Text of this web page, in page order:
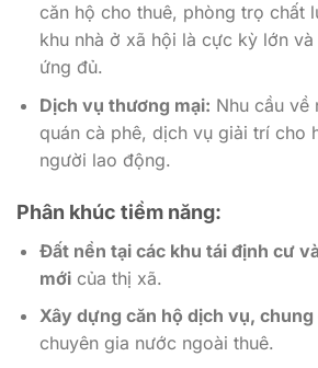
căn hộ cho thuê, phòng trọ chất
khu nhà ở xã hội là cực kỳ lớn
ứng đủ.
Dịch vụ thương mại: Nhu cầu về
quán cà phê, dịch vụ giải trí cho
người lao động.
Phân khúc tiềm năng:
Đất nền tại các khu tái định cư
mớicủa thị xã.
Xây dựng căn hộ dịch vụ,
chuyên gia nước ngoài thuê.